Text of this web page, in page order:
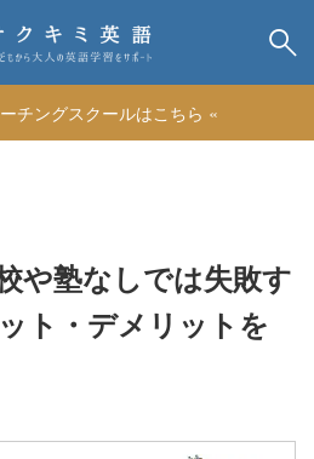
チングスクールはこちら «
や塾なしでは失敗す
ト・デメリットを